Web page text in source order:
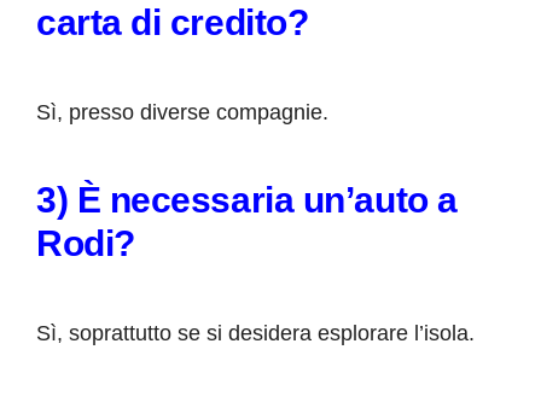
carta di credito?
Sì, presso diverse compagnie.
3) È necessaria un’auto a
Rodi?
Sì, soprattutto se si desidera esplorare l’isola.